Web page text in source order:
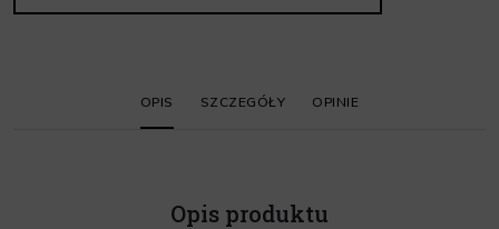
OPIS SZCZEGÓŁY OPINIE
Opis produktu